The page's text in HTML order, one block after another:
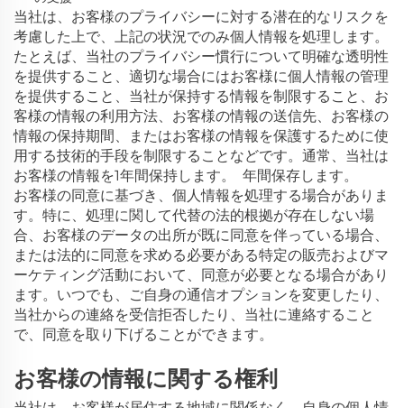
当社は、お客様のプライバシーに対する潜在的なリスクを
考慮した上で、上記の状況でのみ個人情報を処理します。
たとえば、当社のプライバシー慣行について明確な透明性
を提供すること、適切な場合にはお客様に個人情報の管理
を提供すること、当社が保持する情報を制限すること、お
客様の情報の利用方法、お客様の情報の送信先、お客様の
情報の保持期間、またはお客様の情報を保護するために使
用する技術的手段を制限することなどです。通常、当社は
お客様の情報を1年間保持します。
年間保存します。
お客様の同意に基づき、個人情報を処理する場合がありま
す。特に、処理に関して代替の法的根拠が存在しない場
合、お客様のデータの出所が既に同意を伴っている場合、
または法的に同意を求める必要がある特定の販売およびマ
ーケティング活動において、同意が必要となる場合があり
ます。いつでも、ご自身の通信オプションを変更したり、
当社からの連絡を受信拒否したり、当社に連絡すること
で、同意を取り下げることができます。
お客様の情報に関する権利